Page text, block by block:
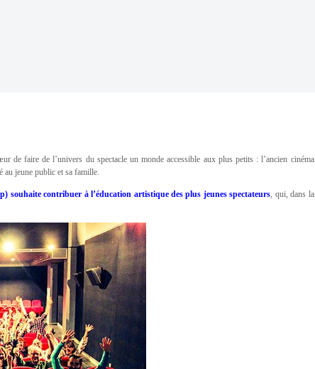
de faire de l’univers du spectacle un monde accessible aux plus petits : l’ancien cinéma
au jeune public et sa famille.
souhaite contribuer à l’éducation artistique des plus jeunes spectateurs, qui, dans la